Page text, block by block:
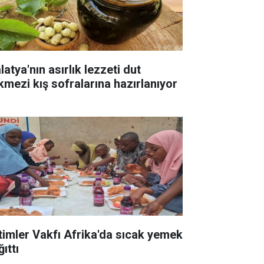
asırlık lezzeti dut
kış sofralarına hazırlanıyor
Vakfı Afrika'da sıcak yemek